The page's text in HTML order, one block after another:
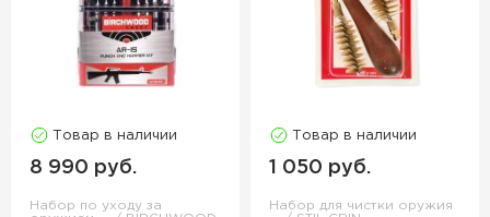
Товар в наличии
8 990 руб.
Набор по уходу за
Товар в наличии
1 050 руб.
Набор для чистки оружия